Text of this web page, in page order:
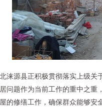
涞源县正积极贯彻落实上级关
问题作为当前工作的重中之重
的修缮工作，确保群众能够安